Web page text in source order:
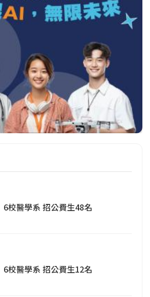
6校醫學系 招公費生48名
6校醫學系 招公費生12名